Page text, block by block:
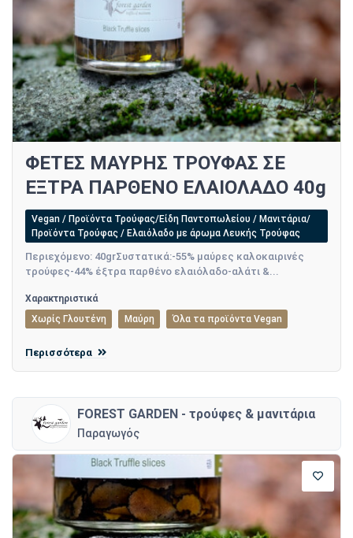
ΦΕΤΕΣ ΜΑΥΡΗΣ ΤΡΟΥΦΑΣ ΣΕ
ΕΞΤΡΑ ΠΑΡΘΕΝΟ ΕΛΑΙΟΛΑΔΟ 40g
Vegan / Προϊόντα Τρούφας/Είδη Παντοπωλείου / Μανιτάρια/
Προϊόντα Τρούφας / Ελαιόλαδο με άρωμα Λευκής Τρούφας
Περιεχόμενο: 40grΣυστατικά:-55% μαύρες καλοκαιρινές
τρούφες-44% έξτρα παρθένο ελαιόλαδο-αλάτι &...
Χαρακτηριστικά
Χωρίς Γλουτένη
Μαύρη Όλα τα προϊόντα Vegan
Περισσότερα
FOREST GARDEN - τρούφες & μανιτάρια
Παραγωγός